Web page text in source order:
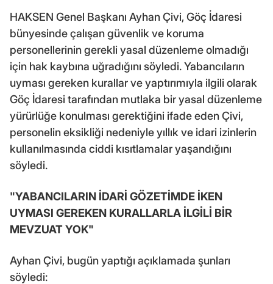
HAKSEN Genel Başkanı Ayhan Çivi, Göç İdaresi
bünyesinde çalışan güvenlik ve koruma
personellerinin gerekli yasal düzenleme olmadığı
için hak kaybına uğradığını söyledi. Yabancıların
uyması gereken kurallar ve yaptırımıyla ilgili olarak
Göç İdaresi tarafından mutlaka bir yasal düzenleme
yürürlüğe konulması gerektiğini ifade eden Çivi,
personelin eksikliği nedeniyle yıllık ve idari izinlerin
kullanılmasında ciddi kısıtlamalar yaşandığını
söyledi.
"YABANCILARIN İDARİ GÖZETİMDE İKEN
UYMASI GEREKEN KURALLARLA İLGİLİ BİR
MEVZUAT YOK"
Ayhan Çivi, bugün yaptığı açıklamada şunları
söyledi: